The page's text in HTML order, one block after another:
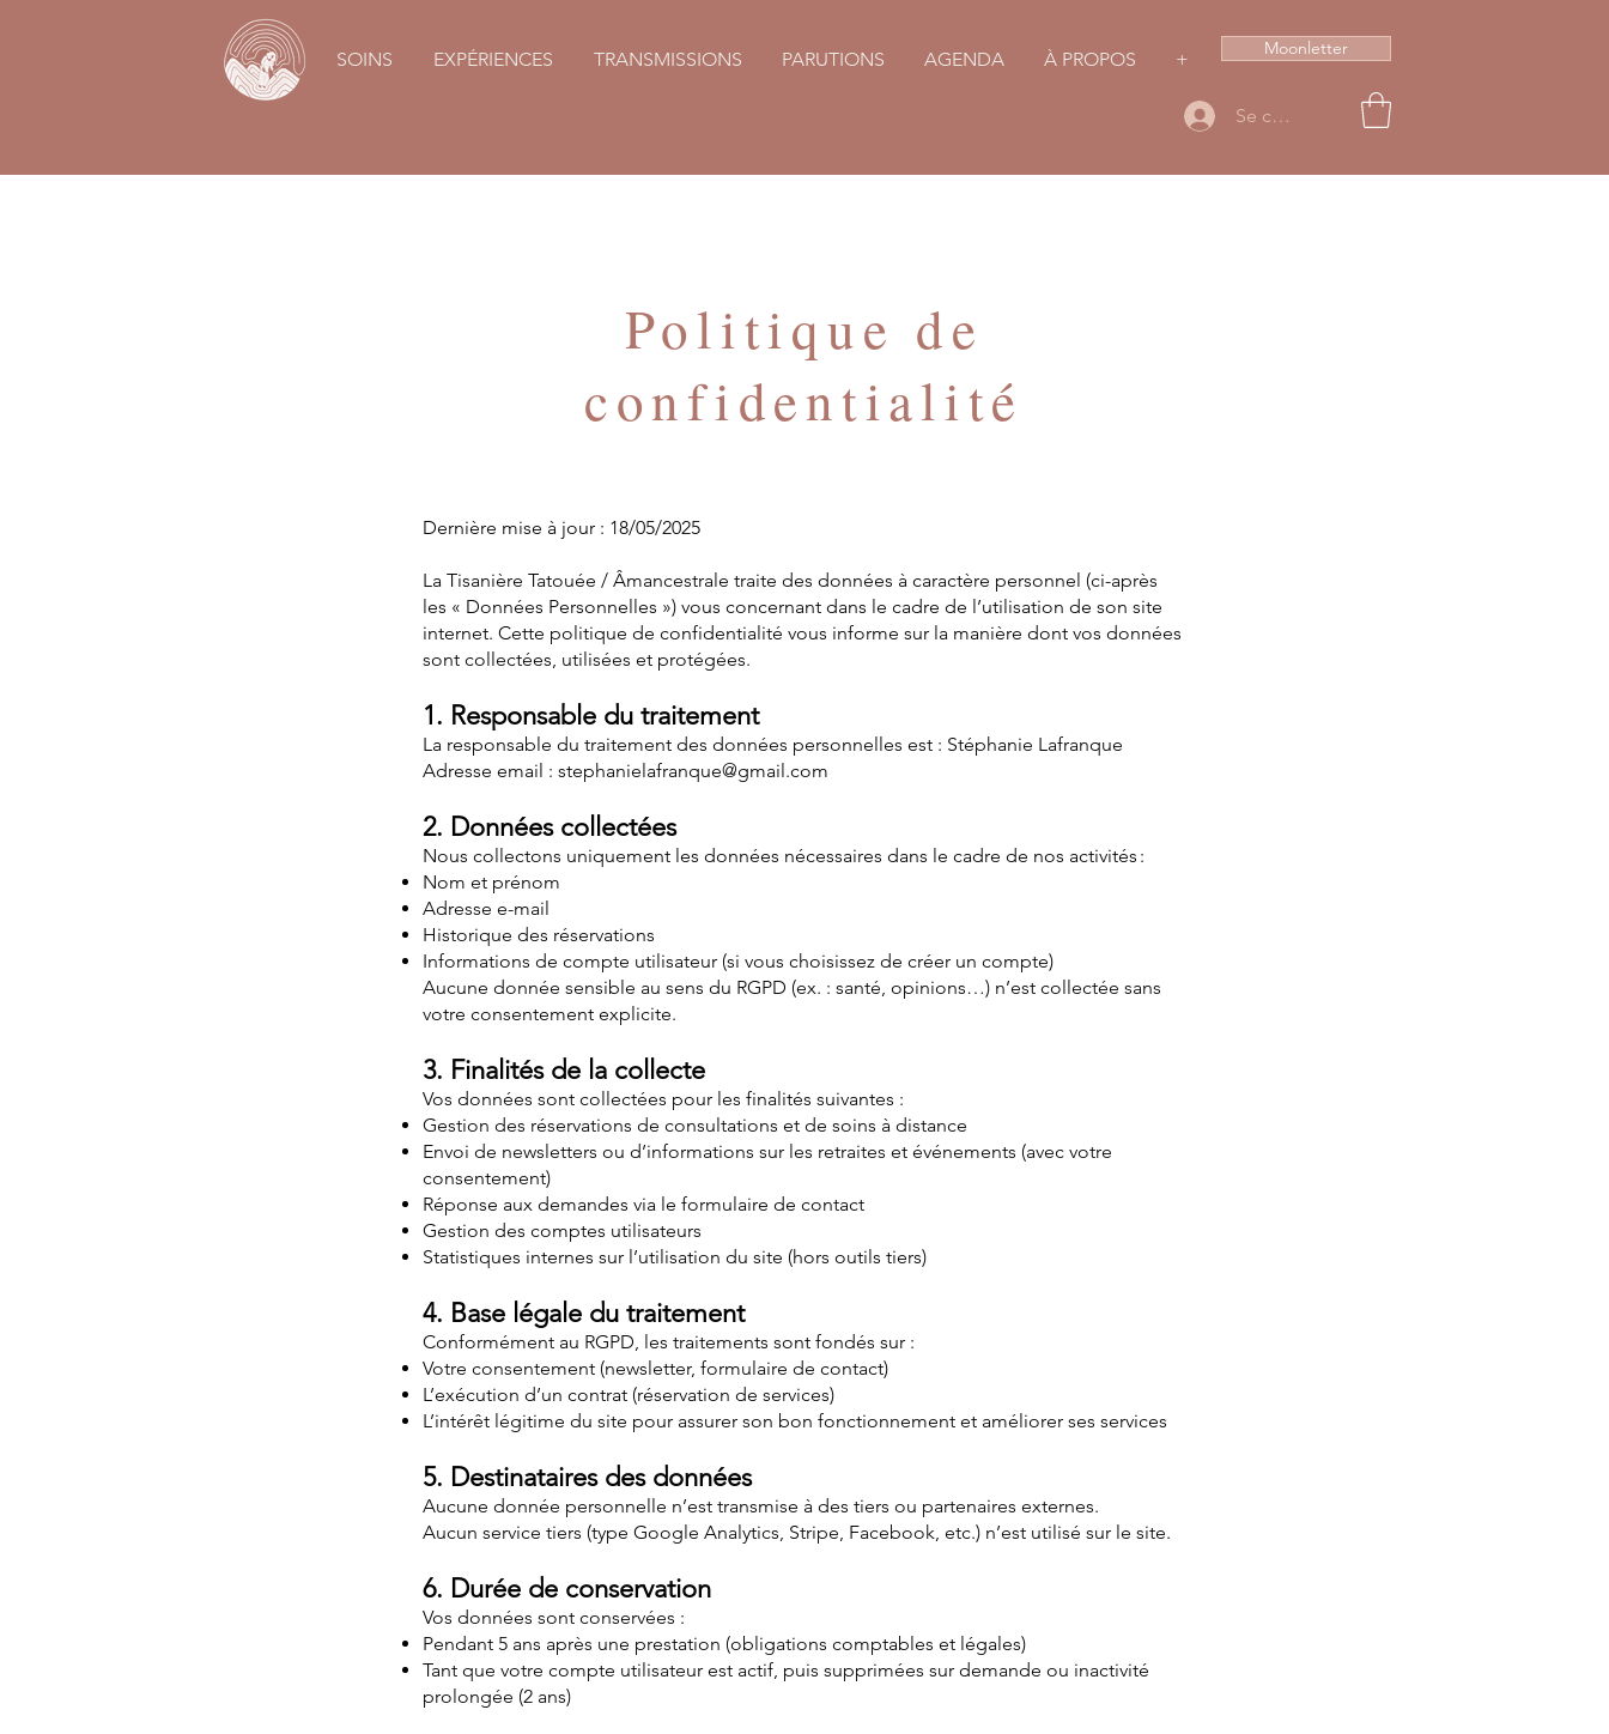
SOINS EXPÉRIENCES TRANSMISSIONS PARUTIONS AGENDA À PROPOS + Moonletter
Se connecter
Politique de
confidentialité
Dernière mise à jour : 18/05/2025
La Tisanière Tatouée / Âmancestrale traite des données à caractère personnel (ci-après
les « Données Personnelles ») vous concernant dans le cadre de l’utilisation de son site
internet. Cette politique de confidentialité vous informe sur la manière dont vos données
sont collectées, utilisées et protégées.
1. Responsable du traitement
La responsable du traitement des données personnelles est : Stéphanie Lafranque
Adresse email : stephanielafranque@gmail.com
2. Données collectées
Nous collectons uniquement les données nécessaires dans le cadre de nos activités :
Nom et prénom
Adresse e-mail
Historique des réservations
Informations de compte utilisateur (si vous choisissez de créer un compte)
Aucune donnée sensible au sens du RGPD (ex. : santé, opinions…) n’est collectée sans
votre consentement explicite.
3. Finalités de la collecte
Vos données sont collectées pour les finalités suivantes :
Gestion des réservations de consultations et de soins à distance
Envoi de newsletters ou d’informations sur les retraites et événements (avec votre
consentement)
Réponse aux demandes via le formulaire de contact
Gestion des comptes utilisateurs
Statistiques internes sur l’utilisation du site (hors outils tiers)
4. Base légale du traitement
Conformément au RGPD, les traitements sont fondés sur :
Votre consentement (newsletter, formulaire de contact)
L’exécution d’un contrat (réservation de services)
L’intérêt légitime du site pour assurer son bon fonctionnement et améliorer ses services
5. Destinataires des données
Aucune donnée personnelle n’est transmise à des tiers ou partenaires externes.
Aucun service tiers (type Google Analytics, Stripe, Facebook, etc.) n’est utilisé sur le site.
6. Durée de conservation
Vos données sont conservées :​
Pendant 5 ans après une prestation (obligations comptables et légales)
Tant que votre compte utilisateur est actif, puis supprimées sur demande ou inactivité
prolongée (2 ans)